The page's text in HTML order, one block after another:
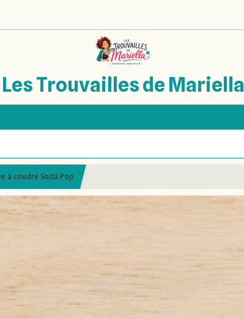
Les Trouvailles de Mariella
à coudre Soda Pop